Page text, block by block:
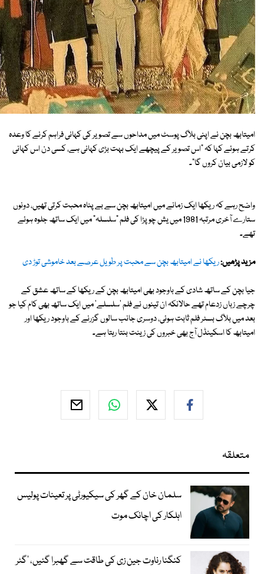
امیتابھ بچن نے اپنی بلاگ پوسٹ میں مداحوں سے تصویر کی کہانی فراہم کرنے کا وعدہ
کرتے ہوئے کہا کہ "اس تصویر کے پیچھے ایک بہت بڑی کہانی ہے، کسی دن اس کہانی
کو لازمی بیان کروں گا"۔
واضح رہے کہ ریکھا ایک زمانے میں امیتابھ بچن سے بے پناہ محبت کرتی تھیں، دونوں
ستارے آخری مرتبہ 1981 میں یش چوپڑا کی فلم "سلسلہ" میں ایک ساتھ جلوہ ہوئے
تھے۔
مزید پڑھیں:ریکھا نے امیتابھ بچن سے محبت پر طویل عرصے بعد خاموشی توڑ دی
جیا بچن کے ساتھ شادی کے باوجود بھی امیتابھ بچن کے ریکھا کے ساتھ عشق کے
چرچے زباں زدعام تھے حالانکہ ان تینوں نے فلم 'سلسلے' میں ایک ساتھ بھی کام کیا جو
بعد میں بلاگ بسٹر فلم ثابت ہوئی، دوسری جانب سالوں گزرنے کے باوجود ریکھا اور
امیتابھ کا اسکینڈل آج بھی خبروں کی زینت بنتا رہتا ہے۔
متعلقہ
سلمان خان کے گھر کی سیکیورٹی پر تعینات پولیس
اہلکار کی اچانک موت
کنگنا رناوت جین زی کی طاقت سے گھبرا گئیں، ’گٹر